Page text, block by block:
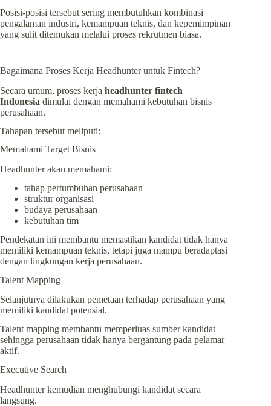
Posisi-posisi tersebut sering membutuhkan kombinasi
pengalaman industri, kemampuan teknis, dan kepemimpinan
yang sulit ditemukan melalui proses rekrutmen biasa.
Bagaimana Proses Kerja Headhunter untuk Fintech?
Secara umum, proses kerja headhunter fintech
Indonesia dimulai dengan memahami kebutuhan bisnis
perusahaan.
Tahapan tersebut meliputi:
Memahami Target Bisnis
Headhunter akan memahami:
tahap pertumbuhan perusahaan
struktur organisasi
budaya perusahaan
kebutuhan tim
Pendekatan ini membantu memastikan kandidat tidak hanya
memiliki kemampuan teknis, tetapi juga mampu beradaptasi
dengan lingkungan kerja perusahaan.
Talent Mapping
Selanjutnya dilakukan pemetaan terhadap perusahaan yang
memiliki kandidat potensial.
Talent mapping membantu memperluas sumber kandidat
sehingga perusahaan tidak hanya bergantung pada pelamar
aktif.
Executive Search
Headhunter kemudian menghubungi kandidat secara
langsung.